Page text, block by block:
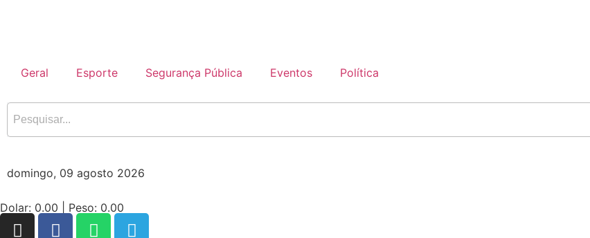
Geral Esporte Segurança Pública Eventos Política
domingo, 09 agosto 2026
Dolar: 0.00 | Peso: 0.00